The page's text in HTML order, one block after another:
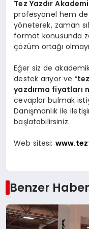
Tez Yazdır
profesyonel hem
yöneterek, zaman
format konusunda
çözüm ortağı
Eğer siz de
destek arıyor ve “
yazdırma fiyatları
cevaplar bulmak
Danışmanlık ile
başlatabilirsiniz.
Web sitesi:
Benzer